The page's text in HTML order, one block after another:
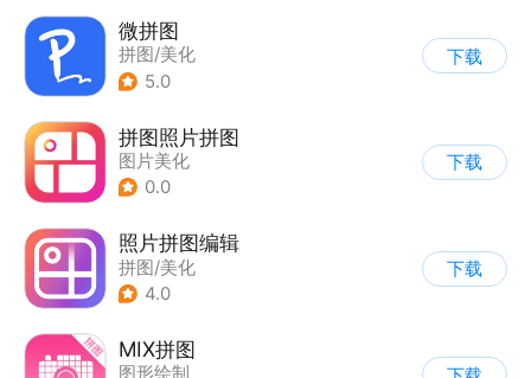
微拼图
拼图/美化
5.0
下载
拼图照片拼图
图片美化
0.0
下载
照片拼图编辑
拼图/美化
4.0
下载
MIX拼图
图形绘制